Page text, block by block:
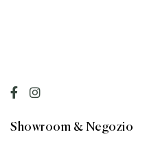
Showroom & Negozio